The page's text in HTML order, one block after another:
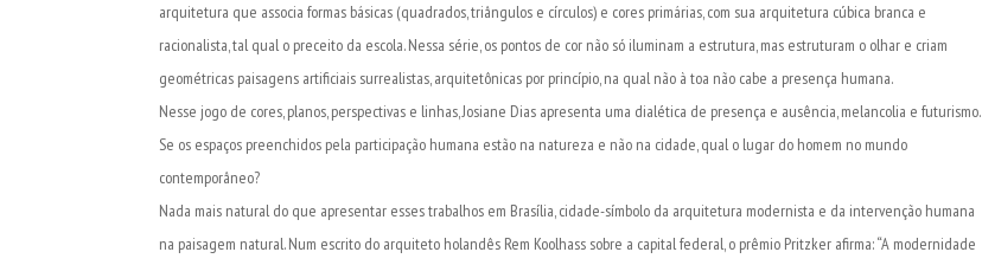
arquitetura que associa formas básicas (quadrados, triângulos e círculos) e cores primárias, com sua arquitetura cúbica branca e
racionalista, tal qual o preceito da escola. Nessa série, os pontos de cor não só iluminam a estrutura, mas estruturam o olhar e criam
geométricas paisagens artificiais surrealistas, arquitetônicas por princípio, na qual não à toa não cabe a presença humana.
Nesse jogo de cores, planos, perspectivas e linhas, Josiane Dias apresenta uma dialética de presença e ausência, melancolia e futurismo.
Se os espaços preenchidos pela participação humana estão na natureza e não na cidade, qual o lugar do homem no mundo
contemporâneo?
Nada mais natural do que apresentar esses trabalhos em Brasília, cidade-símbolo da arquitetura modernista e da intervenção humana
na paisagem natural. Num escrito do arquiteto holandês Rem Koolhass sobre a capital federal, o prêmio Pritzker afirma: “A modernidade